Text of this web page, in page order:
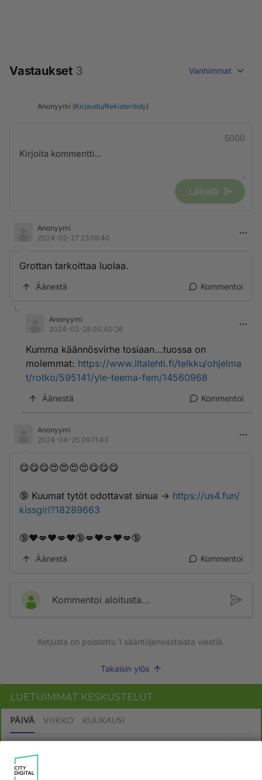
Vastaukset 3 Vanhimmat
Anonyymi (Kirjaudu/Rekisteröidy)
5000
Lähetä
Anonyymi
2024-02-27 23:59:40
Grottan tarkoittaa luolaa.
Äänestä Kommentoi
Anonyymi
2024-02-28 00:40:26
Kumma käännösvirhe tosiaan...tuossa on
molemmat: https://www.iltalehti.fi/telkku/ohjelma
t/rotko/595141/yle-teema-fem/14560968
Äänestä Kommentoi
Anonyymi
2024-04-25 09:11:43
😋😋😋😍😍😍😍😋😋😋
🔞 K­u­­­u­­m­­­a­­­t­­ ­t­y­t­­­ö­­­t­ ­­­o­d­­o­t­­t­­­a­­v­­­a­­t­­­ ­s­­i­­n­u­­a­­­ -> https://us4.fun/
kissgirl?18289663
🔞❤️💋❤️💋❤️🔞💋❤️💋❤️💋🔞
Äänestä Kommentoi
Kommentoi aloitusta...
Ketjusta on poistettu 1 sääntöjenvastaista viestiä.
Takaisin ylös
LUETUIMMAT KESKUSTELUT
PÄIVÄ VIIKKO KUUKAUSI
04.08.2026 16:53